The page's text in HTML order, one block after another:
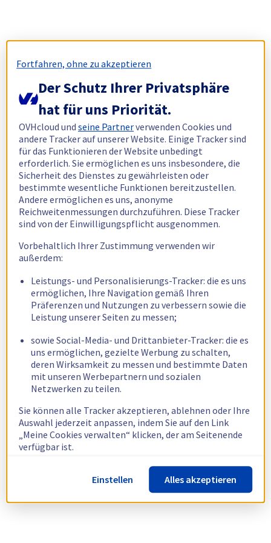
Fortfahren, ohne zu akzeptieren
Der Schutz Ihrer Privatsphäre
hat für uns Priorität.
OVHcloud undseine Partnerverwenden Cookies und
andere Tracker auf unserer Website. Einige Tracker sind
für das Funktionieren der Website unbedingt
erforderlich. Sie ermöglichen es uns insbesondere, die
Sicherheit des Dienstes zu gewährleisten oder
bestimmte wesentliche Funktionen bereitzustellen.
Andere ermöglichen es uns, anonyme
Reichweitenmessungen durchzuführen. Diese Tracker
sind von der Einwilligungspflicht ausgenommen.
Vorbehaltlich Ihrer Zustimmung verwenden wir
außerdem:
Leistungs- und Personalisierungs-Tracker: die es uns
ermöglichen, Ihre Navigation gemäß Ihren
Präferenzen und Nutzungen zu verbessern sowie die
Leistung unserer Seiten zu messen;
sowie Social-Media- und Drittanbieter-Tracker: die es
uns ermöglichen, gezielte Werbung zu schalten,
deren Wirksamkeit zu messen und bestimmte Daten
mit unseren Werbepartnern und sozialen
Netzwerken zu teilen.
Sie können alle Tracker akzeptieren, ablehnen oder Ihre
Auswahl jederzeit anpassen, indem Sie auf den Link
„Meine Cookies verwalten“ klicken, der am Seitenende
verfügbar ist.
Weitere Informationen finden Sie in unsererRichtlinie
zur Verwendung von Cookies.
Einstellen Alles akzeptieren